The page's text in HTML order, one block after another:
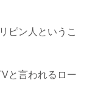
ピン人というこ
と言われるロー